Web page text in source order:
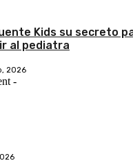
Kids su secreto
al pediatra
2026
-